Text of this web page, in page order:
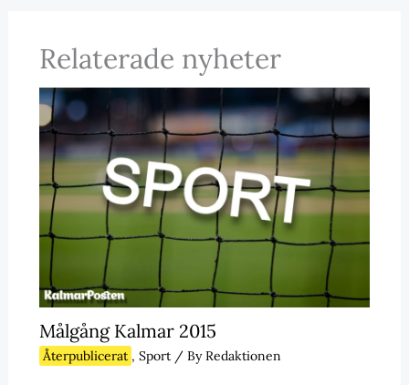
Relaterade nyheter
Målgång Kalmar 2015
Återpublicerat , Sport/ ByRedaktionen